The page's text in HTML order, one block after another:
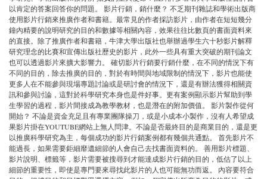
以肯定的答案回答你的問題。 影片行銷，銷什麼？ 不乏期刊雜誌和學術出版商
使用影片行銷來推廣作者和書籍。最常見的作者採訪影片，由作者在短短幾分
鐘內精要的說明研究的目的和數據等相關內容，效果往往比數頁的書面資料來
的直接。除了推廣作者和書籍，牛津大學出版社也舉辦過學生六十秒影片解釋
研究理念的比賽和宣傳出版社歷史的影片，此外一些具有重大突破的期刊論文
也可以透過影片來擴大影響力。 確切影片行銷要行銷什麼，在不同的情況下有
不同的目的，除去推廣的目的，對於有時間與地域限制的情況下，影片也能使
更多人在不能參與現場專題討論或是研討會的情況下，還是有辦法獲得相關資
訊和參與討論，這對於科學研究本身也是件好事。更有案例顯示影片幫助到學
生學習的過程，影片間接成為教學教材，也是潛在的附加價值。 影片製作從何
開始？ 不論是資金充足且有專業團隊操刀，或是小成本小製作，沒有人希望成
果影片掛在YOUTUBE網站上無人問津。不論是否最終目的是商業目的，還是更
以推廣科學研究為主，每個成功的影片行銷案例都有幾個共通點。 首先影片不
能過長，如果需要鉅細靡遺細節的人會自己去找書面資料的。 善用影片標題、
影片說明、標籤等，影片需要被搜尋到才能達成影片行銷的目的，低估了以上
細節的重要性，即使是專門要來尋找此影片的人也可能無功而返。 內容要符合